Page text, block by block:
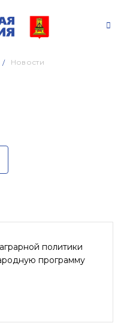
Новости
политики
программу